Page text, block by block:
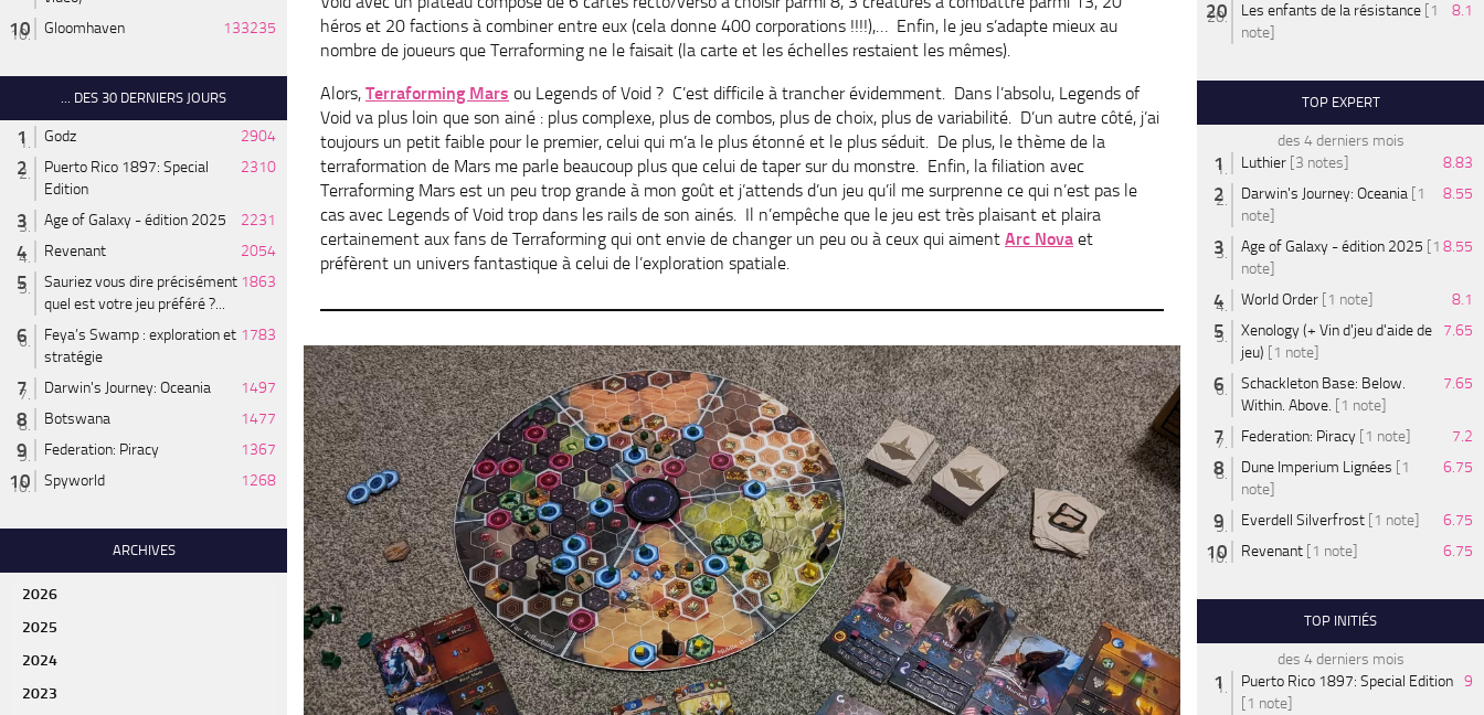
héros et 20 factions à combiner entre eux (cela donne 400 corporations !!!!),… Enfin, le jeu s’adapte mieux au
nombre de joueurs que Terraforming ne le faisait (la carte et les échelles restaient les mêmes).
Alors, Terraforming Mars ou Legends of Void ? C’est difficile à trancher évidemment. Dans l’absolu, Legends of
Void va plus loin que son ainé : plus complexe, plus de combos, plus de choix, plus de variabilité. D’un autre côté, j’ai
toujours un petit faible pour le premier, celui qui m’a le plus étonné et le plus séduit. De plus, le thème de la
terraformation de Mars me parle beaucoup plus que celui de taper sur du monstre. Enfin, la filiation avec
Terraforming Mars est un peu trop grande à mon goût et j’attends d’un jeu qu’il me surprenne ce qui n’est pas le
cas avec Legends of Void trop dans les rails de son ainés. Il n’empêche que le jeu est très plaisant et plaira
certainement aux fans de Terraforming qui ont envie de changer un peu ou à ceux qui aiment Arc Nova et
préfèrent un univers fantastique à celui de l’exploration spatiale.
Gloomhaven 133235
... DES 30 DERNIERS JOURS
Godz
2904
Puerto Rico 1897: Special
Edition
2310
Age of Galaxy - édition 2025
2231
Revenant
2054
Sauriez vous dire précisément
quel est votre jeu préféré ?...
1863
Feya’s Swamp : exploration et
stratégie
1783
Darwin's Journey: Oceania
1497
Botswana
1477
Federation: Piracy
1367
Spyworld
1268
ARCHIVES
2026
2025
2024
2023
Les enfants de la résistance [1
note]
8.1
TOP EXPERT
des 4 derniers mois
Luthier [3 notes]
8.83
Darwin's Journey: Oceania [1
note]
8.55
Age of Galaxy - édition 2025 [1
note]
8.55
World Order [1 note]
8.1
Xenology (+ Vin d'jeu d'aide de
jeu) [1 note]
7.65
Schackleton Base: Below.
Within. Above. [1 note]
7.65
Federation: Piracy [1 note]
7.2
Dune Imperium Lignées [1
note]
6.75
Everdell Silverfrost [1 note]
6.75
Revenant [1 note] 6.75
TOP INITIÉS
des 4 derniers mois
Puerto Rico 1897: Special Edition
[1 note]
9